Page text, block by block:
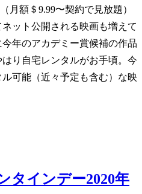
月額＄9.99〜契約で見放題）
ット公開される映画も増えて
年のアカデミー賞候補の作品
り自宅レンタルがお手頃。今
可能（近々予定も含む）な映
タインデー2020年